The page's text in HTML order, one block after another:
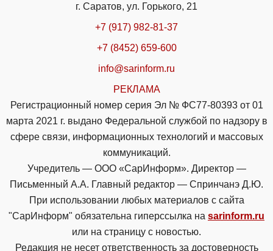
г. Саратов, ул. Горького, 21
+7 (917) 982-81-37
+7 (8452) 659-600
info@sarinform.ru
РЕКЛАМА
Регистрационный номер серия Эл № ФС77-80393 от 01
марта 2021 г. выдано Федеральной службой по надзору в
сфере связи, информационных технологий и массовых
коммуникаций.
Учредитель — ООО «СарИнформ». Директор —
Письменный А.А. Главный редактор — Спринчанэ Д.Ю.
При использовании любых материалов с сайта
"СарИнформ" обязательна гиперссылка на sarinform.ru
или на страницу с новостью.
Редакция не несет ответственность за достоверность